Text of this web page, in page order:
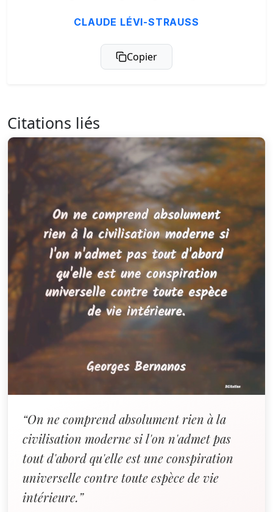
CLAUDE LÉVI-STRAUSS
Copier
Citations liés
“On ne comprend absolument rien à la
civilisation moderne si l'on n'admet pas
tout d'abord qu'elle est une conspiration
universelle contre toute espèce de vie
intérieure.”